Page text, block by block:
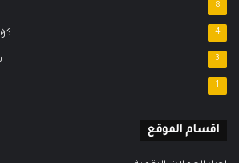
8
4
3
1
اقسام الموقع